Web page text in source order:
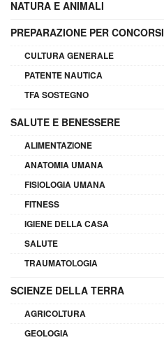
NATURA E ANIMALI
PREPARAZIONE PER CONCORSI
CULTURA GENERALE
PATENTE NAUTICA
TFA SOSTEGNO
SALUTE E BENESSERE
ALIMENTAZIONE
ANATOMIA UMANA
FISIOLOGIA UMANA
FITNESS
IGIENE DELLA CASA
SALUTE
TRAUMATOLOGIA
SCIENZE DELLA TERRA
AGRICOLTURA
GEOLOGIA